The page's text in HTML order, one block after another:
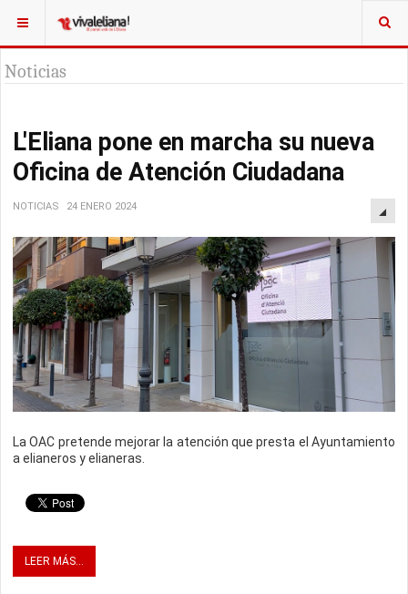
Noticias
L'Eliana pone en marcha su nueva
Oficina de Atención Ciudadana
NOTICIAS 24 ENERO 2024
La OAC pretende mejorar la atención que presta el Ayuntamiento
a elianeros y elianeras.
LEER MÁS...